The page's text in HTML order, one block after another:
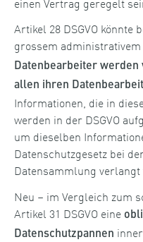
Artikel 28 DSGVO könnte
grossem
Datenbearbeiter
allen ihren
Informationen, die in
werden in der DSGVO
um dieselben
Datenschutzgesetz bei
Datensammlung verlangt
Neu – im Vergleich zum
Artikel 31 DSGVO eine
Datenschutzpannen